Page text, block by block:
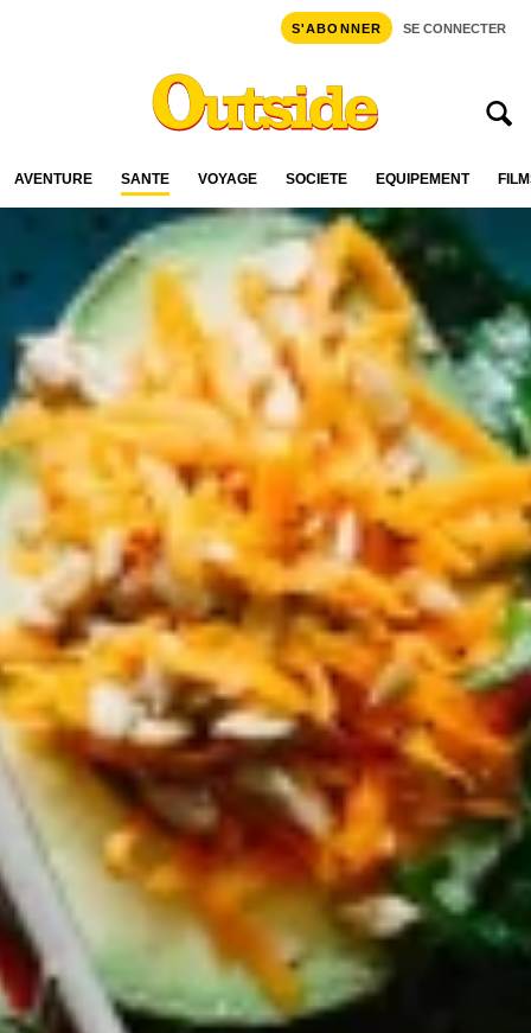
S'ABONNER SE CONNECTER
AVENTURE SANTÉ VOYAGE SOCIÉTÉ ÉQUIPEMENT